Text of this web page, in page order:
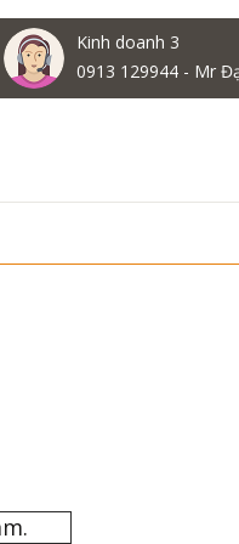
Kinh doanh 3
0913 129944 - Mr